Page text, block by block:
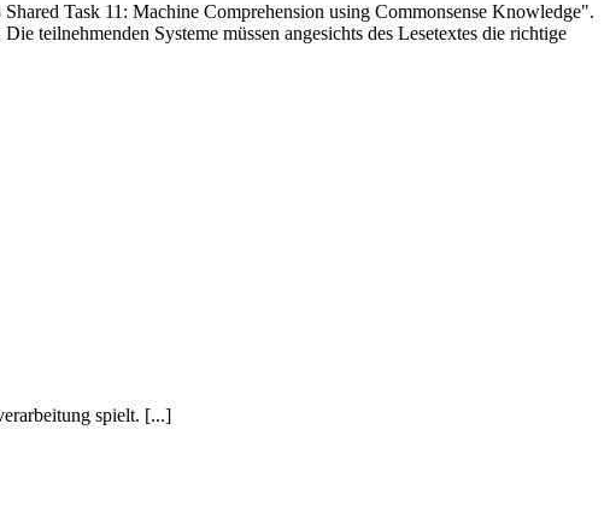
Task 11: Machine Comprehension using Commonsense Knowledge".
teilnehmenden Systeme müssen angesichts des Lesetextes die richtige
spielt. [...]